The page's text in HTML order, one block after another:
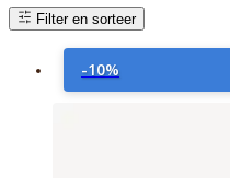
Filter en sorteer
-10%